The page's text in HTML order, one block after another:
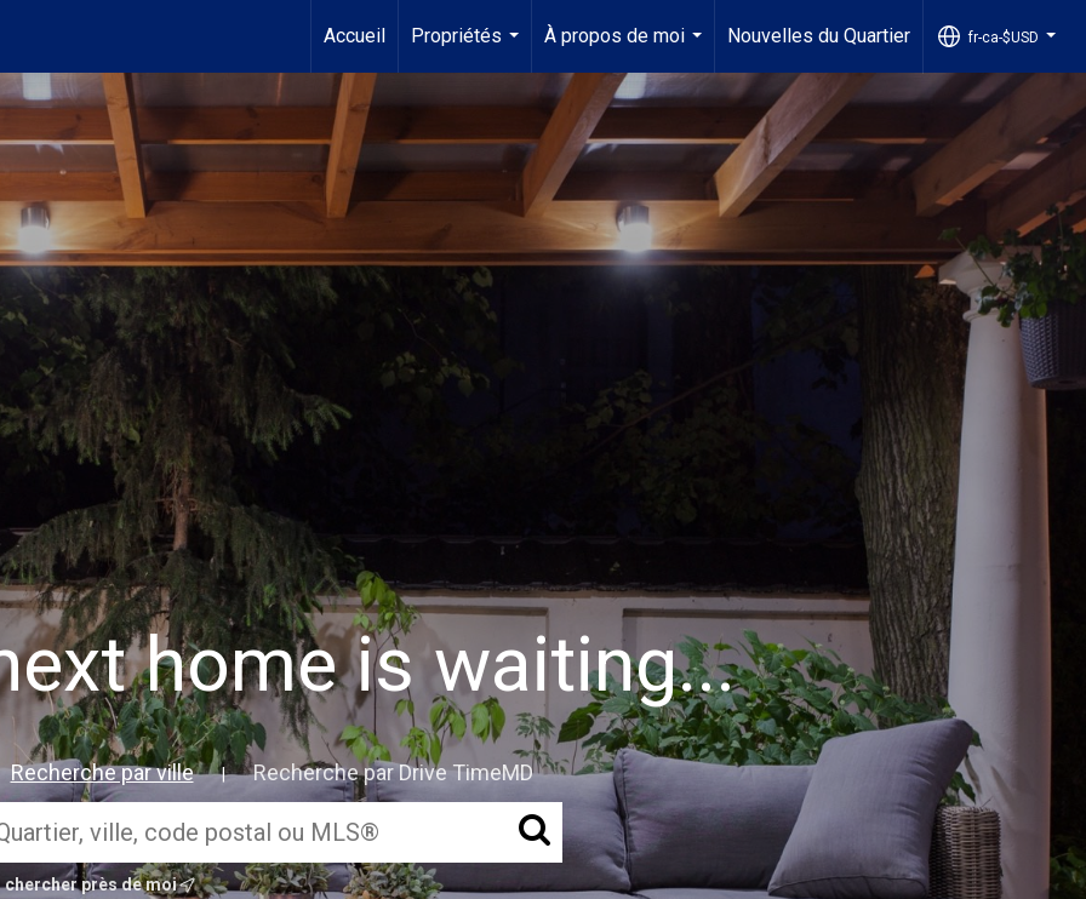
Accueil
Propriétés
...
À propos de moi
...
Nouvelles du Quartier fr-ca-$USD
...
home is waiting...
Recherche par ville | Recherche par Drive TimeMD
chercher près de moi